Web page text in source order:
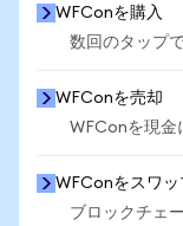
WFConを購入
数回のタップ
WFConを売却
WFConを現金
WFConをスワッ
ブロックチェ